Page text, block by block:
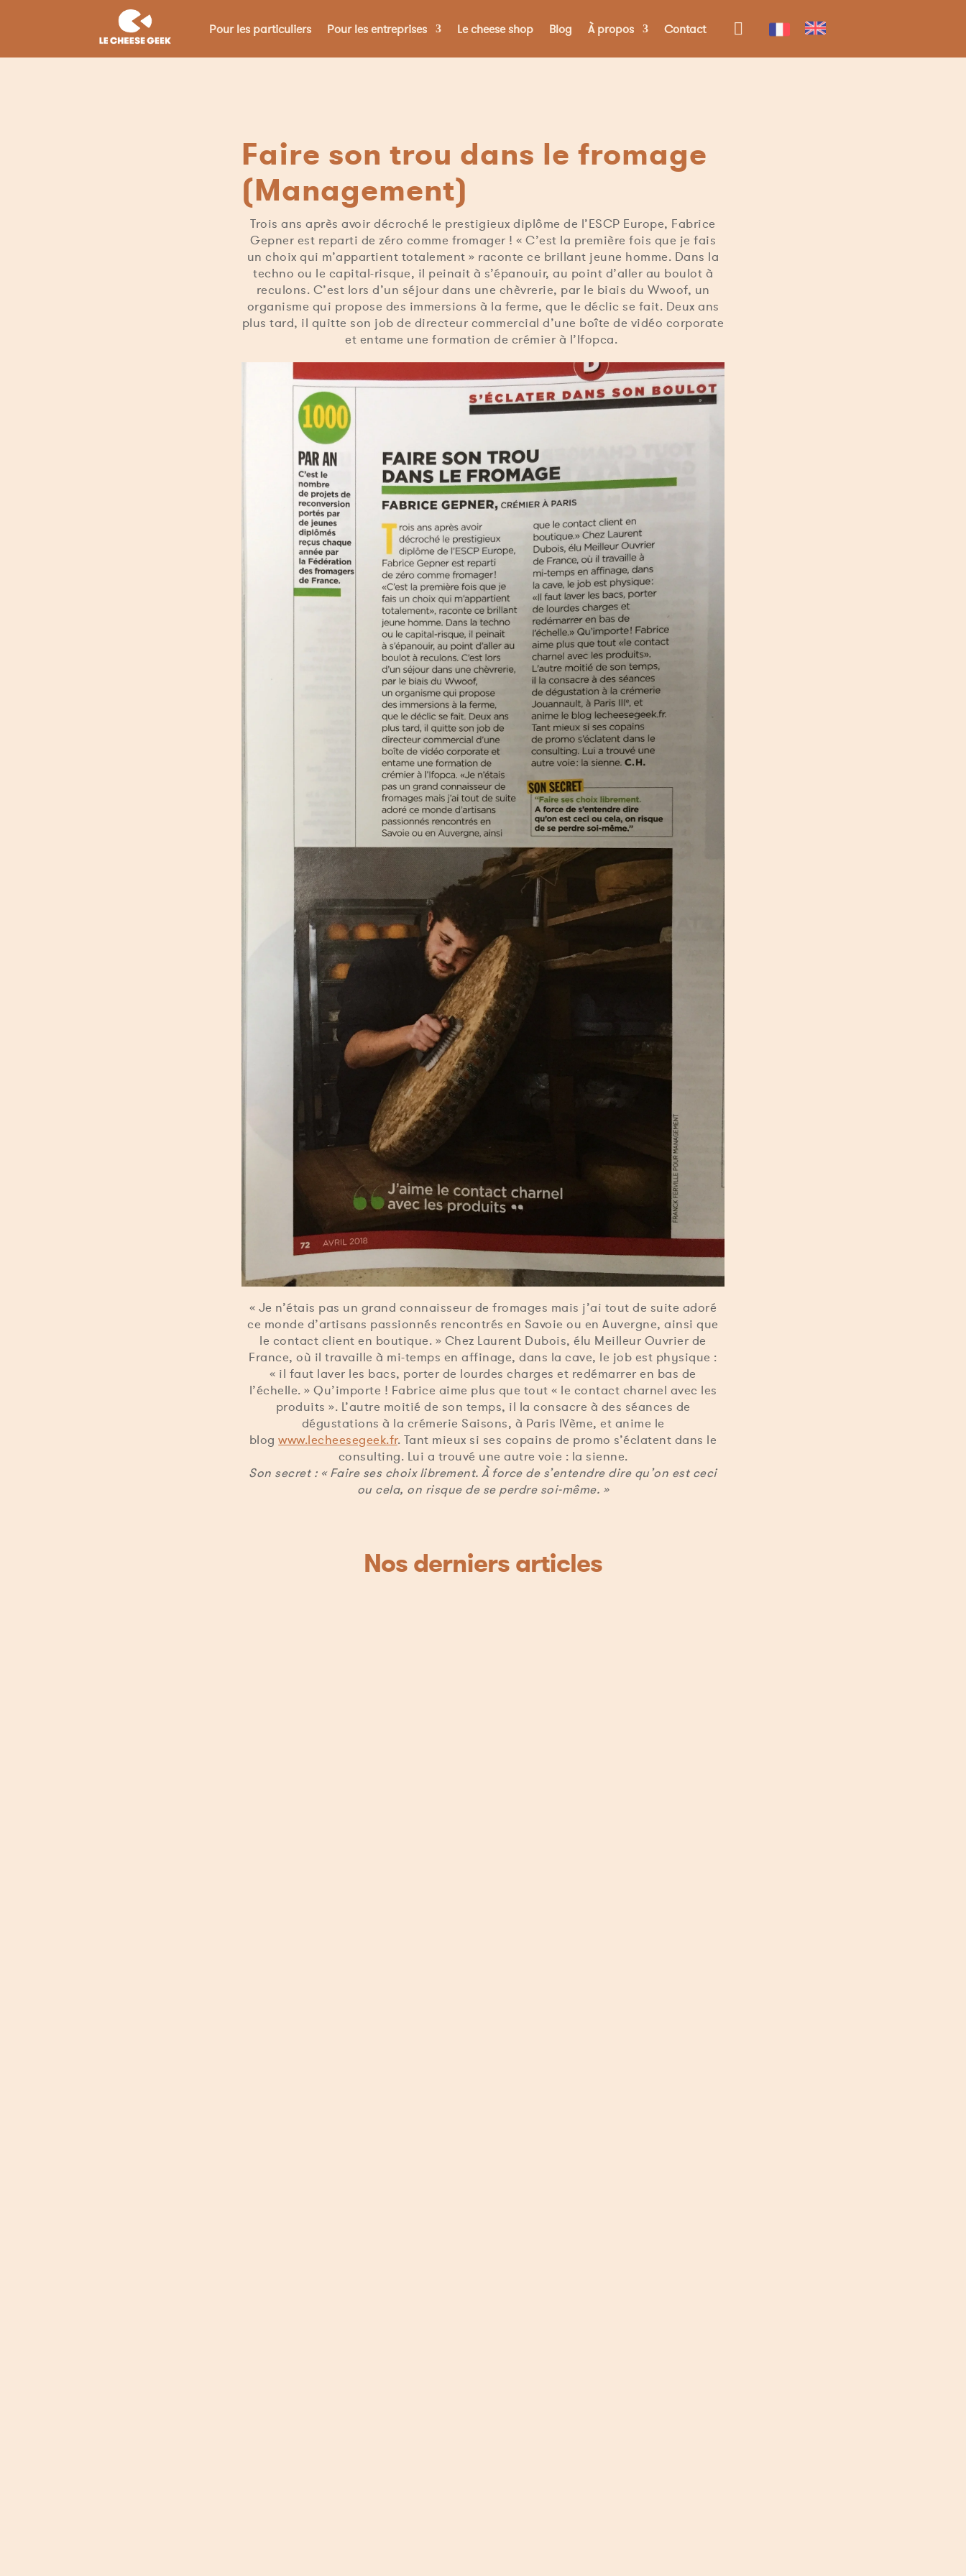
Pour les particuliers Pour les entreprises Le cheese shop Blog À propos Contact 
Faire son trou dans le fromage
(Management)
Trois ans après avoir décroché le prestigieux diplôme de l’ESCP Europe, Fabrice
Gepner est reparti de zéro comme fromager ! « C’est la première fois que je fais
un choix qui m’appartient totalement » raconte ce brillant jeune homme. Dans la
techno ou le capital-risque, il peinait à s’épanouir, au point d’aller au boulot à
reculons. C’est lors d’un séjour dans une chèvrerie, par le biais du Wwoof, un
organisme qui propose des immersions à la ferme, que le déclic se fait. Deux ans
plus tard, il quitte son job de directeur commercial d’une boîte de vidéo corporate
et entame une formation de crémier à l’Ifopca.
« Je n’étais pas un grand connaisseur de fromages mais j’ai tout de suite adoré
ce monde d’artisans passionnés rencontrés en Savoie ou en Auvergne, ainsi que
le contact client en boutique. » Chez Laurent Dubois, élu Meilleur Ouvrier de
France, où il travaille à mi-temps en affinage, dans la cave, le job est physique :
« il faut laver les bacs, porter de lourdes charges et redémarrer en bas de
l’échelle. » Qu’importe ! Fabrice aime plus que tout « le contact charnel avec les
produits ». L’autre moitié de son temps, il la consacre à des séances de
dégustations à la crémerie Saisons, à Paris IVème, et anime le
blogwww.lecheesegeek.fr. Tant mieux si ses copains de promo s’éclatent dans le
consulting. Lui a trouvé une autre voie : la sienne.
Son secret : « Faire ses choix librement. À force de s’entendre dire qu’on est ceci
ou cela, on risque de se perdre soi-même. »
Nos derniers articles